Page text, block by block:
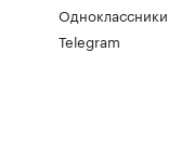
Одноклассники
Telegram